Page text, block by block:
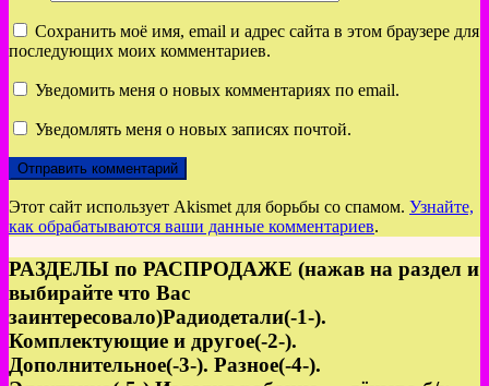
Сохранить моё имя, email и адрес сайта в этом браузере для
последующих моих комментариев.
Уведомить меня о новых комментариях по email.
Уведомлять меня о новых записях почтой.
Этот сайт использует Akismet для борьбы со спамом. Узнайте,
как обрабатываются ваши данные комментариев.
РАЗДЕЛЫ по РАСПРОДАЖЕ (нажав на раздел и
выбирайте что Вас
заинтересовало)Радиодетали(-1-).
Комплектующие и другое(-2-).
Дополнительное(-3-). Разное(-4-).